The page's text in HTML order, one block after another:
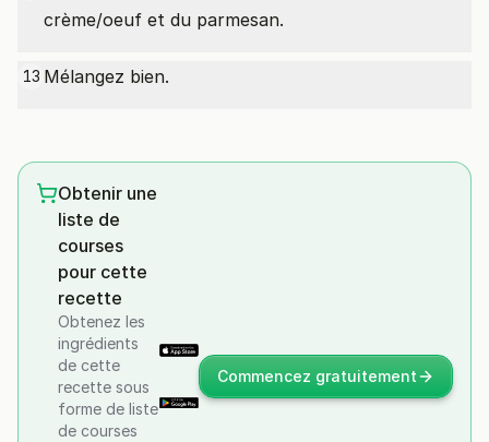
crème/oeuf et du parmesan.
13 Mélangez bien.
Obtenir une
liste de
courses
pour cette
recette
Obtenez les
ingrédients
de cette
recette sous
forme de liste
de courses
Commencez gratuitement